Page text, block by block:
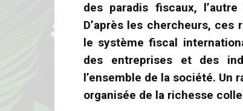
des paradis fiscaux,
D’après les chercheurs,
le système fiscal
des entreprises et des
l’ensemble de la société.
organisée de la richesse